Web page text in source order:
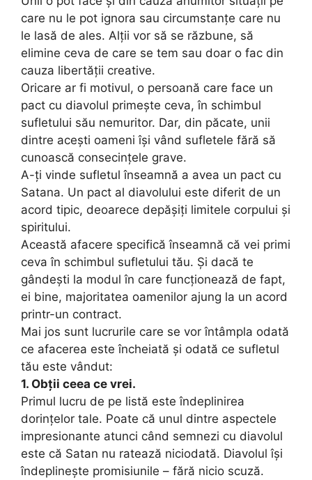
care nu le pot ignora sau circumstanțe care nu
le lasă de ales. Alții vor să se răzbune, să
elimine ceva de care se tem sau doar o fac din
cauza libertății creative.
Oricare ar fi motivul, o persoană care face un
pact cu diavolul primește ceva, în schimbul
sufletului său nemuritor. Dar, din păcate, unii
dintre acești oameni își vând sufletele fără să
cunoască consecințele grave.
A-ți vinde sufletul înseamnă a avea un pact cu
Satana. Un pact al diavolului este diferit de un
acord tipic, deoarece depășiți limitele corpului și
spiritului.
Această afacere specifică înseamnă că vei primi
ceva în schimbul sufletului tău. Și dacă te
gândești la modul în care funcționează de fapt,
ei bine, majoritatea oamenilor ajung la un acord
printr-un contract.
Mai jos sunt lucrurile care se vor întâmpla odată
ce afacerea este încheiată și odată ce sufletul
tău este vândut:
1. Obții ceea ce vrei.
Primul lucru de pe listă este îndeplinirea
dorințelor tale. Poate că unul dintre aspectele
impresionante atunci când semnezi cu diavolul
este că Satan nu ratează niciodată. Diavolul își
îndeplinește promisiunile – fără nicio scuză.